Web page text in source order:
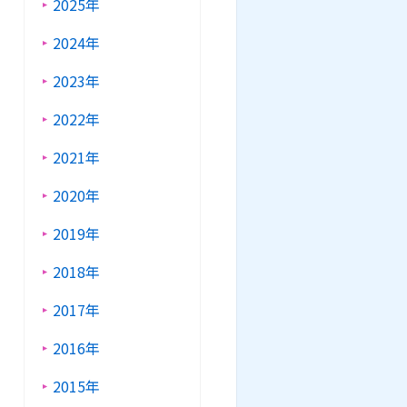
2025年
2024年
2023年
2022年
2021年
2020年
2019年
2018年
2017年
2016年
2015年